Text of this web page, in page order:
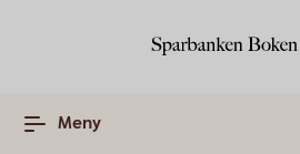
Meny